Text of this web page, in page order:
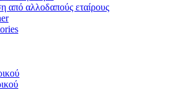
από αλλοδαπούς εταίρους